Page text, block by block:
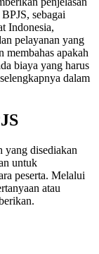
sebagai
Indonesia,
pelayanan yang
membahas apakah
biaya yang harus
dalam
yang disediakan
untuk
peserta. Melalui
atau